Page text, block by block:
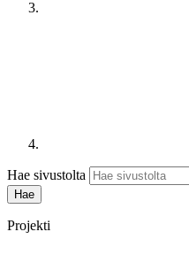
Hae sivustolta
Projekti